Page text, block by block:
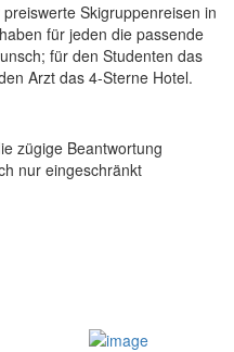
Skigruppenreisen in
für jeden die passende
für den Studenten das
Arzt das 4-Sterne Hotel.
zügige Beantwortung
nur eingeschränkt